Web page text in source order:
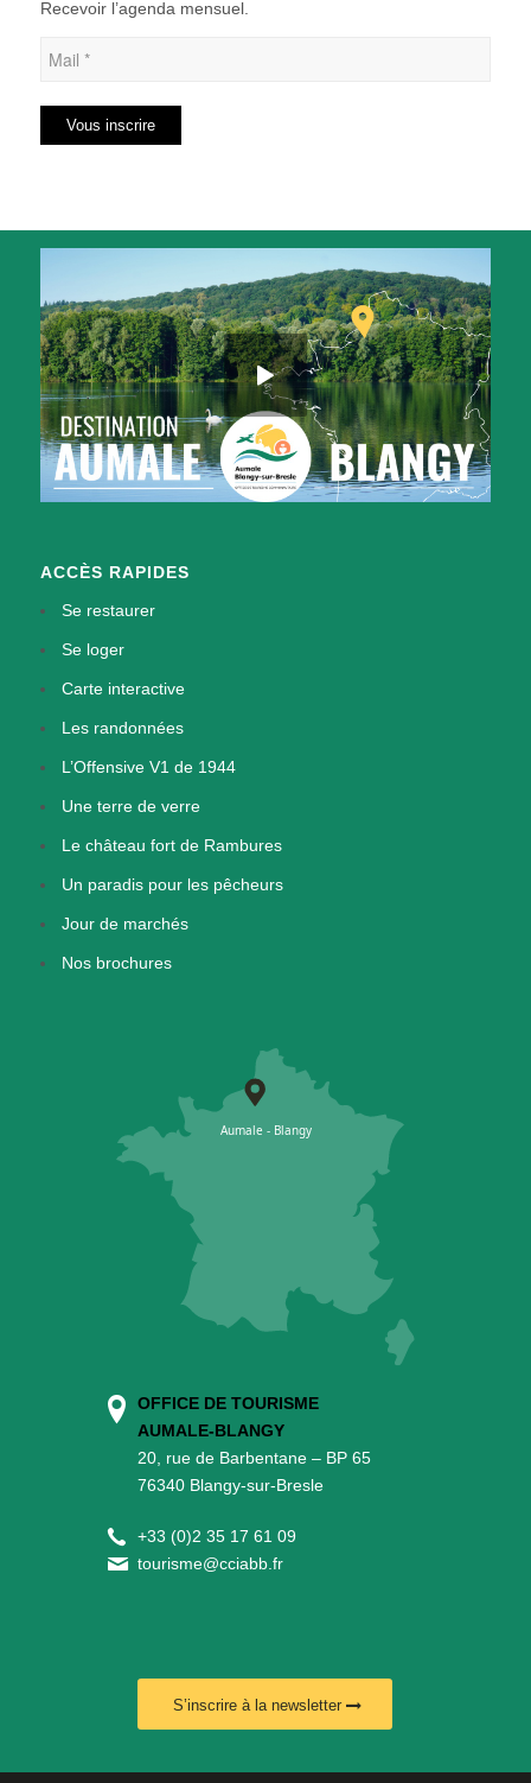
Recevoir l’agenda mensuel.
ACCÈS RAPIDES
Se restaurer
Se loger
Carte interactive
Les randonnées
L’Offensive V1 de 1944
Une terre de verre
Le château fort de Rambures
Un paradis pour les pêcheurs
Jour de marchés
Nos brochures
OFFICE DE TOURISME
AUMALE-BLANGY
20, rue de Barbentane – BP 65
76340 Blangy-sur-Bresle
+33 (0)2 35 17 61 09
tourisme@cciabb.fr
S’inscrire à la newsletter